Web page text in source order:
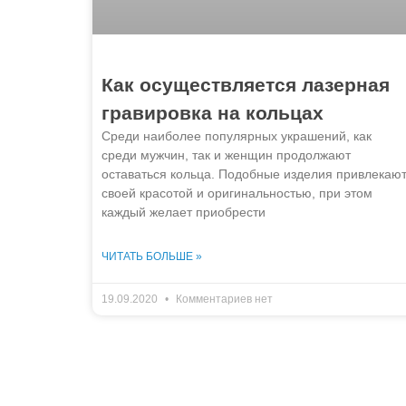
Как осуществляется лазерная
гравировка на кольцах
Среди наиболее популярных украшений, как
среди мужчин, так и женщин продолжают
оставаться кольца. Подобные изделия привлекают
своей красотой и оригинальностью, при этом
каждый желает приобрести
ЧИТАТЬ БОЛЬШЕ »
19.09.2020 Комментариев нет